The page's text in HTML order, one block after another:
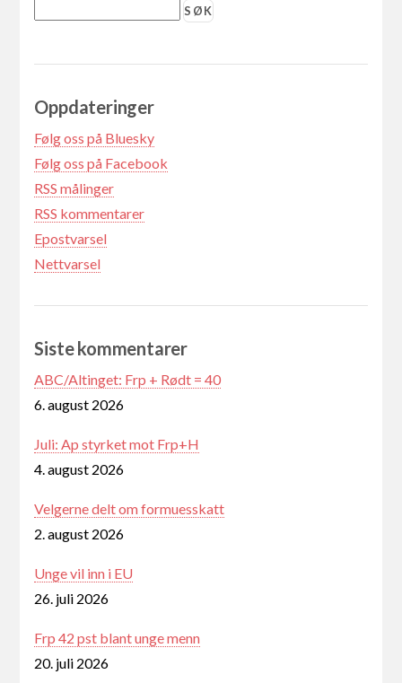
Oppdateringer
Følg oss på Bluesky
Følg oss på Facebook
RSS målinger
RSS kommentarer
Epostvarsel
Nettvarsel
Siste kommentarer
ABC/Altinget: Frp + Rødt = 40
6. august 2026
Juli: Ap styrket mot Frp+H
4. august 2026
Velgerne delt om formuesskatt
2. august 2026
Unge vil inn i EU
26. juli 2026
Frp 42 pst blant unge menn
20. juli 2026